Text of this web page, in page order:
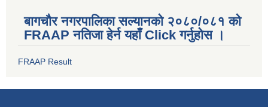
बागचौर नगरपालिका सल्यानको २०८०/०८१ को
FRAAP नतिजा हेर्न यहाँ Click गर्नुहोस ।
FRAAP Result